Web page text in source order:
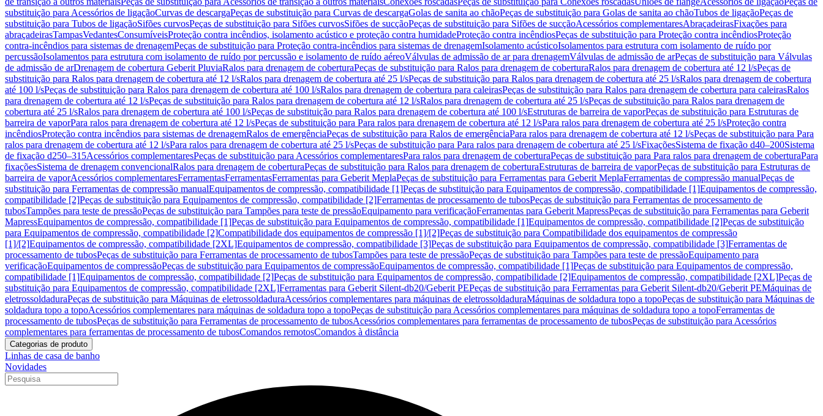
substituição para Acessórios de ligaçãoCurvas de descargaPeças de substituição para Curvas de descargaGolas de sanita ao chãoPeças de substituição para Golas de sanita ao chãoTubos de ligaçãoPeças de
substituição para Tubos de ligaçãoSifões curvosPeças de substituição para Sifões curvosSifões de sucçãoPeças de substituição para Sifões de sucçãoAcessórios complementaresAbraçadeirasFixações para
abraçadeirasTampasVedantesConsumíveisProteção contra incêndios, isolamento acústico e proteção contra humidadeProteção contra incêndiosPeças de substituição para Proteção contra incêndiosProteção
contra-incêndios para sistemas de drenagemPeças de substituição para Proteção contra-incêndios para sistemas de drenagemIsolamento acústicoIsolamentos para estrutura com isolamento de ruído por
percussãoIsolamentos para estrutura com isolamento de ruído por percussão e isolamento de ruído aéreoVálvulas de admissão de ar para drenagemVálvulas de admissão de arPeças de substituição para Válvulas
de admissão de arDrenagem de cobertura Geberit PluviaRalos para drenagem de coberturaPeças de substituição para Ralos para drenagem de coberturaRalos para drenagem de cobertura até 12 l/sPeças de
substituição para Ralos para drenagem de cobertura até 12 l/sRalos para drenagem de cobertura até 25 l/sPeças de substituição para Ralos para drenagem de cobertura até 25 l/sRalos para drenagem de cobertura
até 100 l/sPeças de substituição para Ralos para drenagem de cobertura até 100 l/sRalos para drenagem de cobertura para caleirasPeças de substituição para Ralos para drenagem de cobertura para caleirasRalos
para drenagem de cobertura até 12 l/sPeças de substituição para Ralos para drenagem de cobertura até 12 l/sRalos para drenagem de cobertura até 25 l/sPeças de substituição para Ralos para drenagem de
cobertura até 25 l/sRalos para drenagem de cobertura até 100 l/sPeças de substituição para Ralos para drenagem de cobertura até 100 l/sEstruturas de barreira de vaporPeças de substituição para Estruturas de
barreira de vaporPara ralos para drenagem de cobertura até 12 l/sPeças de substituição para Para ralos para drenagem de cobertura até 12 l/sPara ralos para drenagem de cobertura até 25 l/sProteção contra
incêndiosProteção contra incêndios para sistemas de drenagemRalos de emergênciaPeças de substituição para Ralos de emergênciaPara ralos para drenagem de cobertura até 12 l/sPeças de substituição para Para
ralos para drenagem de cobertura até 12 l/sPara ralos para drenagem de cobertura até 25 l/sPeças de substituição para Para ralos para drenagem de cobertura até 25 l/sFixaçõesSistema de fixação d40–200Sistema
de fixação d250–315Acessórios complementaresPeças de substituição para Acessórios complementaresPara ralos para drenagem de coberturaPeças de substituição para Para ralos para drenagem de coberturaPara
fixaçõesSistema de drenagem convencionalRalos para drenagem de coberturaPeças de substituição para Ralos para drenagem de coberturaEstruturas de barreira de vaporPeças de substituição para Estruturas de
barreira de vaporAcessórios complementaresFerramentasFerramentasFerramentas para Geberit MeplaPeças de substituição para Ferramentas para Geberit MeplaFerramentas de compressão manualPeças de
substituição para Ferramentas de compressão manualEquipamentos de compressão, compatibilidade [1]Peças de substituição para Equipamentos de compressão, compatibilidade [1]Equipamentos de compressão,
compatibilidade [2]Peças de substituição para Equipamentos de compressão, compatibilidade [2]Ferramentas de processamento de tubosPeças de substituição para Ferramentas de processamento de
tubosTampões para teste de pressãoPeças de substituição para Tampões para teste de pressãoEquipamento para verificaçãoFerramentas para Geberit MapressPeças de substituição para Ferramentas para Geberit
MapressEquipamentos de compressão, compatibilidade [1]Peças de substituição para Equipamentos de compressão, compatibilidade [1]Equipamentos de compressão, compatibilidade [2]Peças de substituição
para Equipamentos de compressão, compatibilidade [2]Compatibilidade dos equipamentos de compressão [1]/[2]Peças de substituição para Compatibilidade dos equipamentos de compressão
[1]/[2]Equipamentos de compressão, compatibilidade [2XL]Equipamentos de compressão, compatibilidade [3]Peças de substituição para Equipamentos de compressão, compatibilidade [3]Ferramentas de
processamento de tubosPeças de substituição para Ferramentas de processamento de tubosTampões para teste de pressãoPeças de substituição para Tampões para teste de pressãoEquipamento para
verificaçãoEquipamentos de compressãoPeças de substituição para Equipamentos de compressãoEquipamentos de compressão, compatibilidade [1]Peças de substituição para Equipamentos de compressão,
compatibilidade [1]Equipamentos de compressão, compatibilidade [2]Peças de substituição para Equipamentos de compressão, compatibilidade [2]Equipamentos de compressão, compatibilidade [2XL]Peças de
substituição para Equipamentos de compressão, compatibilidade [2XL]Ferramentas para Geberit Silent-db20/Geberit PEPeças de substituição para Ferramentas para Geberit Silent-db20/Geberit PEMáquinas de
eletrossoldaduraPeças de substituição para Máquinas de eletrossoldaduraAcessórios complementares para máquinas de eletrossoldaduraMáquinas de soldadura topo a topoPeças de substituição para Máquinas de
soldadura topo a topoAcessórios complementares para máquinas de soldadura topo a topoPeças de substituição para Acessórios complementares para máquinas de soldadura topo a topoFerramentas de
processamento de tubosPeças de substituição para Ferramentas de processamento de tubosAcessórios complementares para ferramentas de processamento de tubosPeças de substituição para Acessórios
complementares para ferramentas de processamento de tubosComandos remotosComandos à distância
Categorias de produto
Linhas de casa de banho
Novidades